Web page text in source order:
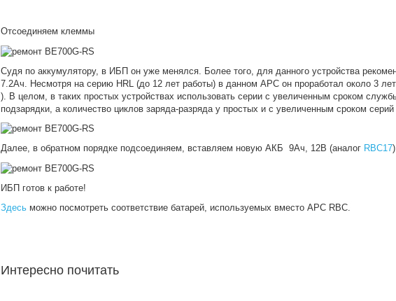
Отсоединяем клеммы
Судя по аккумулятору, в ИБП он уже менялся. Более того, для данного устройства
7.2Ач. Несмотря на серию HRL (до 12 лет работы) в данном APC он проработал около 3
). В целом, в таких простых устройствах использовать серии с увеличенным сроком
подзарядки, а количество циклов заряда-разряда у простых и с увеличенным сроком
Далее, в обратном порядке подсоединяем, вставляем новую АКБ 9Ач, 12В (аналог RBC17
ИБП готов к работе!
Здесь можно посмотреть соответствие батарей, используемых вместо APC RBC.
Интересно почитать